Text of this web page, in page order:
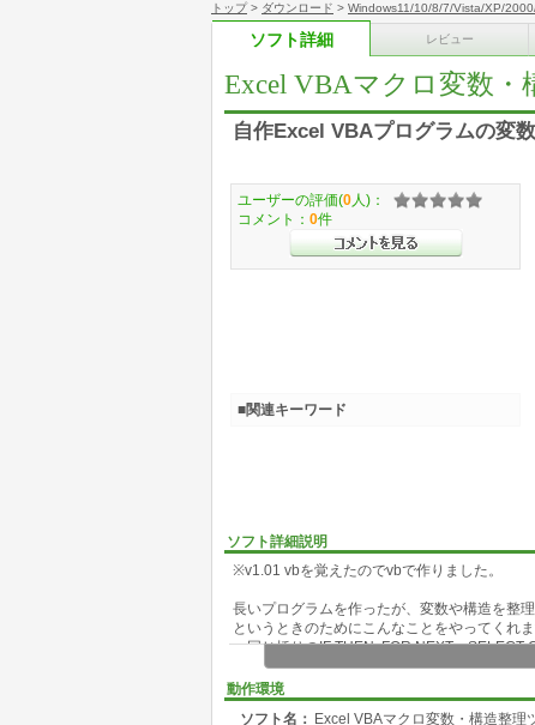
トップ> ダウンロード > Windows11/10/8/7/Vista/XP/
ソフト詳細 レビュー
Excel VBAマクロ変数・
自作Excel VBAプログラムの変
ソフト詳細説明
※v1.01 vbを覚えたのでvbで作りました。
長いプログラムを作ったが、変数や構造を整
というときのためにこんなことをやってくれ
・同じ括りのIF THEN, FOR NEXT、SELECT
・使用している変数一覧を表示(使用箇所も出
・コメント文、予約語(命令語)に色を付ける
・コメント文を適当なカラムに整える(10カラ
動作環境
ソフト名： Excel VBAマクロ変数・構造整理
ユーザーの評価(0 人)：
コメント： 0件
■関連キーワード